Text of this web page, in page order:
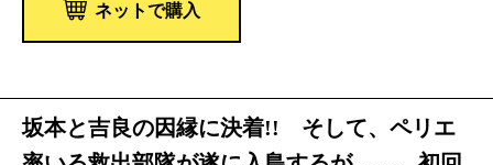
ネットで購入
坂本と吉良の因縁に決着!! そして、ペリエ